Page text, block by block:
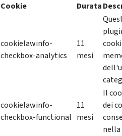
Cookie
Durata
cookielawinfo-
checkbox-analytics
11
mesi
cookielawinfo-
checkbox-functional
11
mesi
Il
dei
nella